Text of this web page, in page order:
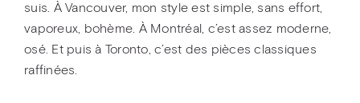
suis. À Vancouver, mon style est simple, sans effort,
vaporeux, bohème. À Montréal, c’est assez moderne,
osé. Et puis à Toronto, c’est des pièces classiques
raffinées.